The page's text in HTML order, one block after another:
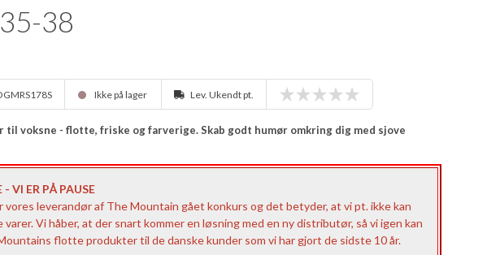
38
Ikke på lager Lev. Ukendt pt.
til voksne - flotte, friske og farverige. Skab godt humør omkring dig med sjove
VI ER PÅ PAUSE
vores leverandør af The Mountain gået konkurs og det betyder, at vi pt. ikke kan
varer. Vi håber, at der snart kommer en løsning med en ny distributør, så vi igen kan
flotte produkter til de danske kunder som vi har gjort de sidste 10 år.